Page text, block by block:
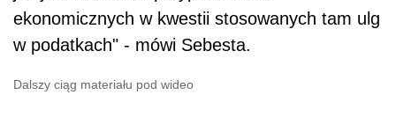
ekonomicznych w kwestii stosowanych tam ulg
w podatkach" - mówi Sebesta.
Dalszy ciąg materiału pod wideo